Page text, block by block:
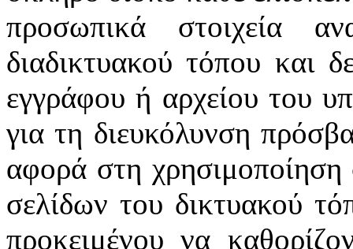
προσωπικά στοιχεία
διαδικτυακού τόπου και
εγγράφου ή αρχείου του
για τη διευκόλυνση
αφορά στη
σελίδων του δικτυακού
προκειμένου να